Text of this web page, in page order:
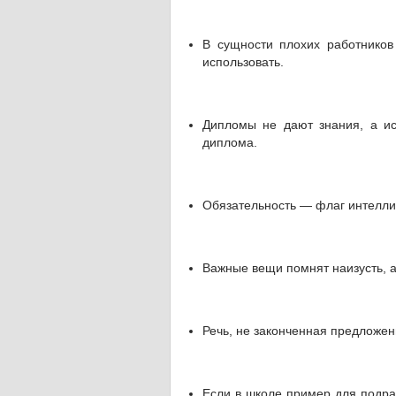
В сущности плохих
использовать.
Дипломы не дают знания, а
диплома.
Обязательность — флаг
Важные вещи помнят наизусть,
Речь, не законченная